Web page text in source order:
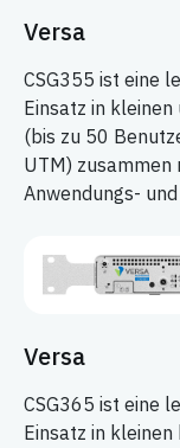
Versa
CSG355 ist eine
Einsatz in
(bis zu 50
UTM)
Anwendungs-
Versa
CSG365 ist eine
Einsatz in